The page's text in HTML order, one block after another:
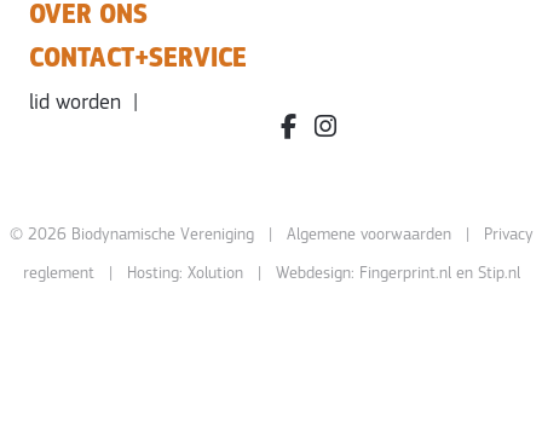
OVER ONS
CONTACT+SERVICE
lid worden
facebook.com/bdvereniging/
instagram.com/
© 2026 Biodynamische Vereniging | Algemene voorwaarden| Privacy
reglement| Hosting: Xolution| Webdesign: Fingerprint.nlen Stip.nl